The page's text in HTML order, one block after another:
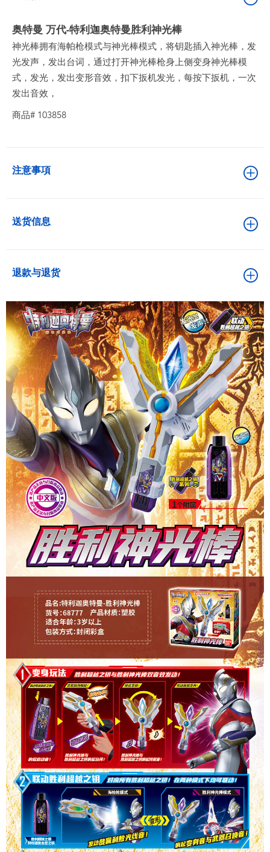
玩具促销
玩具清货
奥特曼 万代-特利迦奥特曼胜利神光棒
神光棒拥有海帕枪模式与神光棒模式，将钥匙插入神光棒，发
光发声，发出台词，通过打开神光棒枪身上侧变身神光棒模
式，发光，发出变形音效，扣下扳机发光，每按下扳机，一次
发出音效，
商品# 103858
注意事項
送货信息
退款与退货